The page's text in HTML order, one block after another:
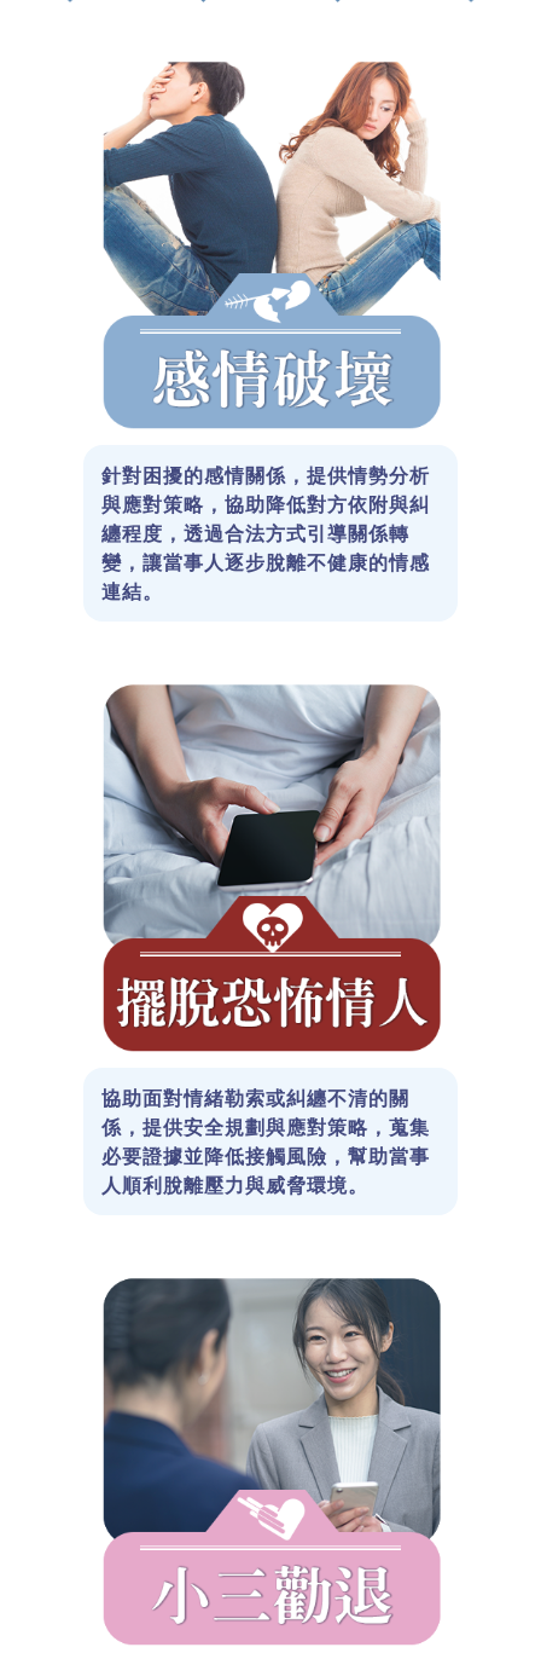
針對困擾的感情關係，提供情勢分析
與應對策略，協助降低對方依附與糾
纏程度，透過合法方式引導關係轉
變，讓當事人逐步脫離不健康的情感
連結。
協助面對情緒勒索或糾纏不清的關
係，提供安全規劃與應對策略，蒐集
必要證據並降低接觸風險，幫助當事
人順利脫離壓力與威脅環境。